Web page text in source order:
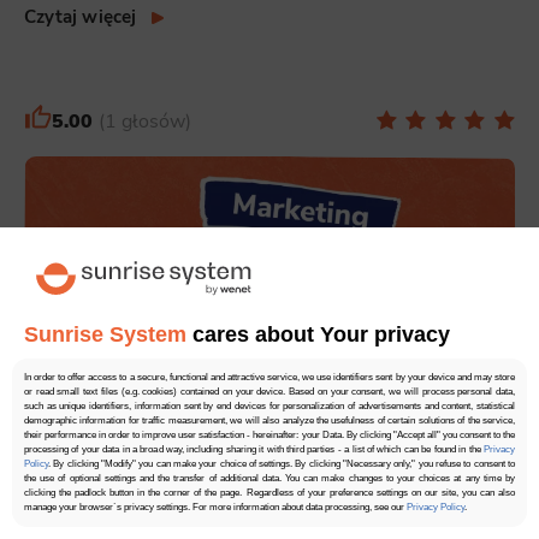
Sunrise System cares about Your privacy
In order to offer access to a secure, functional and attractive service, we use identifiers sent by your device and may store
or read small text files (e.g. cookies) contained on your device. Based on your consent, we will process personal data,
such as unique identifiers, information sent by end devices for personalization of advertisements and content, statistical
demographic information for traffic measurement, we will also analyze the usefulness of certain solutions of the service,
their performance in order to improve user satisfaction - hereinafter: your Data. By clicking "Accept all" you consent to the
processing of your data in a broad way, including sharing it with third parties - a list of which can be found in the Privacy
Policy. By clicking "Modify" you can make your choice of settings. By clicking "Necessary only," you refuse to consent to
the use of optional settings and the transfer of additional data. You can make changes to your choices at any time by
clicking the padlock button in the corner of the page. Regardless of your preference settings on our site, you can also
manage your browser`s privacy settings. For more information about data processing, see our Privacy Policy.
Czytaj więcej
5.00 1 głosów
03:35 min 20.12.2011